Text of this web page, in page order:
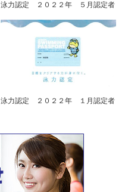
泳力認定 ２０２２年 ５月認定者
泳力認定 ２０２２年 １月認定者